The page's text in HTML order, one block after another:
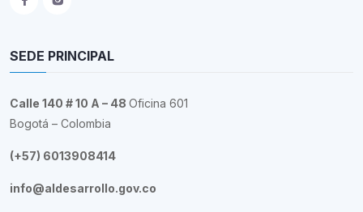
SEDE PRINCIPAL
Calle 140 # 10 A – 48 Oficina 601
Bogotá – Colombia
(+57) 6013908414
info@aldesarrollo.gov.co